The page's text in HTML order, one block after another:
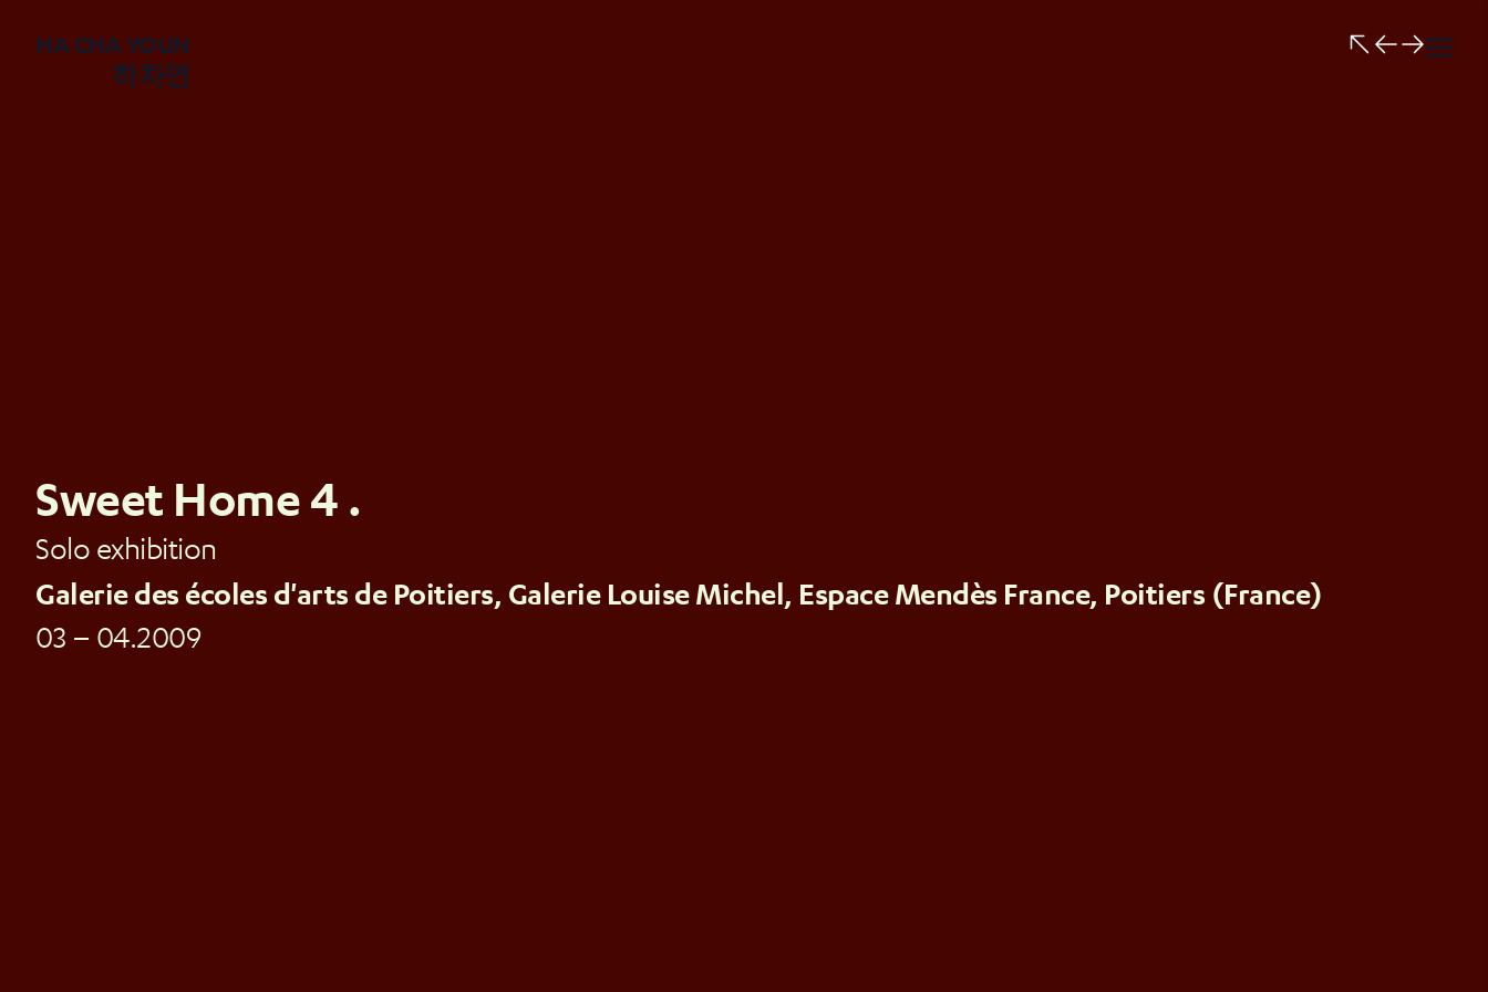
HA CHA YOUN
하차연
Sweet Home 4 .
Solo exhibition
Galerie des écoles d'arts de Poitiers, Galerie Louise Michel, Espace Mendès France, Poitiers (France)
03 – 04.2009